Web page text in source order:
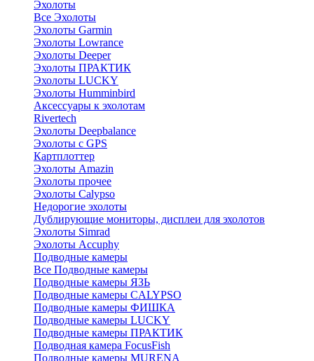
Эхолоты
Все Эхолоты
Эхолоты Garmin
Эхолоты Lowrance
Эхолоты Deeper
Эхолоты ПРАКТИК
Эхолоты LUCKY
Эхолоты Humminbird
Аксессуары к эхолотам
Rivertech
Эхолоты Deepbalance
Эхолоты с GPS
Картплоттер
Эхолоты Amazin
Эхолоты прочее
Эхолоты Calypso
Недорогие эхолоты
Дублирующие мониторы, дисплеи для эхолотов
Эхолоты Simrad
Эхолоты Accuphy
Подводные камеры
Все Подводные камеры
Подводные камеры ЯЗЬ
Подводные камеры CALYPSO
Подводные камеры ФИШКА
Подводные камеры LUCKY
Подводные камеры ПРАКТИК
Подводная камера FocusFish
Подводные камеры MURENA